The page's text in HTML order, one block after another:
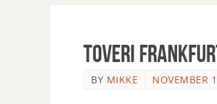
Toveri
BY MIKKE NOVEMBER